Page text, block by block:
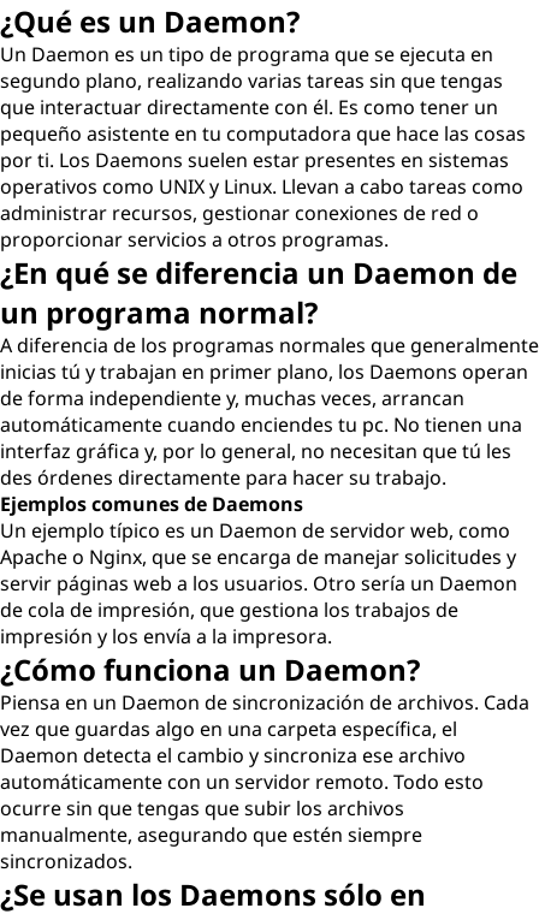
¿Qué es un Daemon?
Un Daemon es un tipo de programa que se ejecuta en
segundo plano, realizando varias tareas sin que tengas
que interactuar directamente con él. Es como tener un
pequeño asistente en tu computadora que hace las cosas
por ti. Los Daemons suelen estar presentes en sistemas
operativos como UNIX y Linux. Llevan a cabo tareas como
administrar recursos, gestionar conexiones de red o
proporcionar servicios a otros programas.
¿En qué se diferencia un Daemon de
un programa normal?
A diferencia de los programas normales que generalmente
inicias tú y trabajan en primer plano, los Daemons operan
de forma independiente y, muchas veces, arrancan
automáticamente cuando enciendes tu pc. No tienen una
interfaz gráfica y, por lo general, no necesitan que tú les
des órdenes directamente para hacer su trabajo.
Ejemplos comunes de Daemons
Un ejemplo típico es un Daemon de servidor web, como
Apache o Nginx, que se encarga de manejar solicitudes y
servir páginas web a los usuarios. Otro sería un Daemon
de cola de impresión, que gestiona los trabajos de
impresión y los envía a la impresora.
¿Cómo funciona un Daemon?
Piensa en un Daemon de sincronización de archivos. Cada
vez que guardas algo en una carpeta específica, el
Daemon detecta el cambio y sincroniza ese archivo
automáticamente con un servidor remoto. Todo esto
ocurre sin que tengas que subir los archivos
manualmente, asegurando que estén siempre
sincronizados.
¿Se usan los Daemons sólo en